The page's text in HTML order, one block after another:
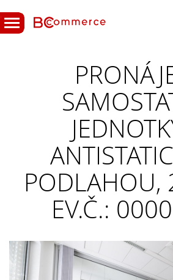
PODLAHOU,
EV.Č.: